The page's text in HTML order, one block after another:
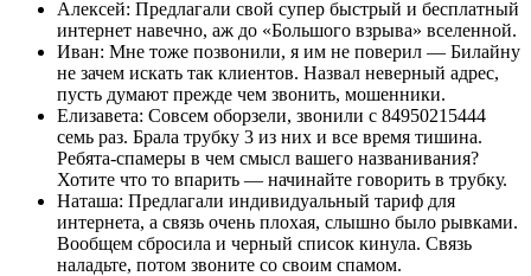
Алексей: Предлагали свой супер быстрый и бесплатный
интернет навечно, аж до «Большого взрыва» вселенной.
Иван: Мне тоже позвонили, я им не поверил — Билайну
не зачем искать так клиентов. Назвал неверный адрес,
пусть думают прежде чем звонить, мошенники.
Елизавета: Совсем оборзели, звонили с 84950215444
семь раз. Брала трубку 3 из них и все время тишина.
Ребята-спамеры в чем смысл вашего названивания?
Хотите что то впарить — начинайте говорить в трубку.
Наташа: Предлагали индивидуальный тариф для
интернета, а связь очень плохая, слышно было рывками.
Вообщем сбросила и черный список кинула. Связь
наладьте, потом звоните со своим спамом.